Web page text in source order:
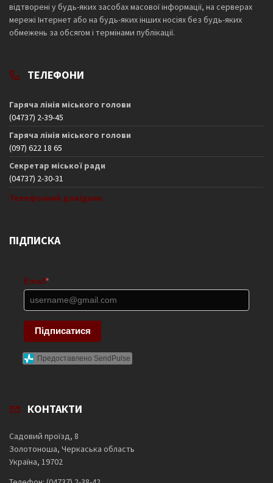
відтворені у будь-яких засобах масової інформації, на серверах
мережі Інтернет або на будь-яких інших носіях без будь-яких
обмежень за обсягом і термінами публікації.
ТЕЛЕФОНИ
Гаряча лінія міського голови
(04737) 2-39-45
Гаряча лінія міського голови
(097) 622 18 65
Секретар міської ради
(04737) 2-30-31
Телефонний довідник
ПІДПИСКА
Email *
Підписатися
Предоставлено SendPulse
КОНТАКТИ
Садовий проїзд, 8
Золотоноша, Черкаська область
Україна, 19702